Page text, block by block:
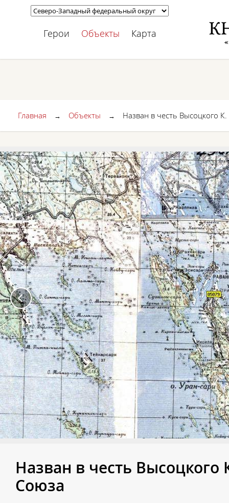
Герои Объекты Карта
Главная → Объекты → Назван в честь Высоцкого
Назван в честь Высоцкого
Союза